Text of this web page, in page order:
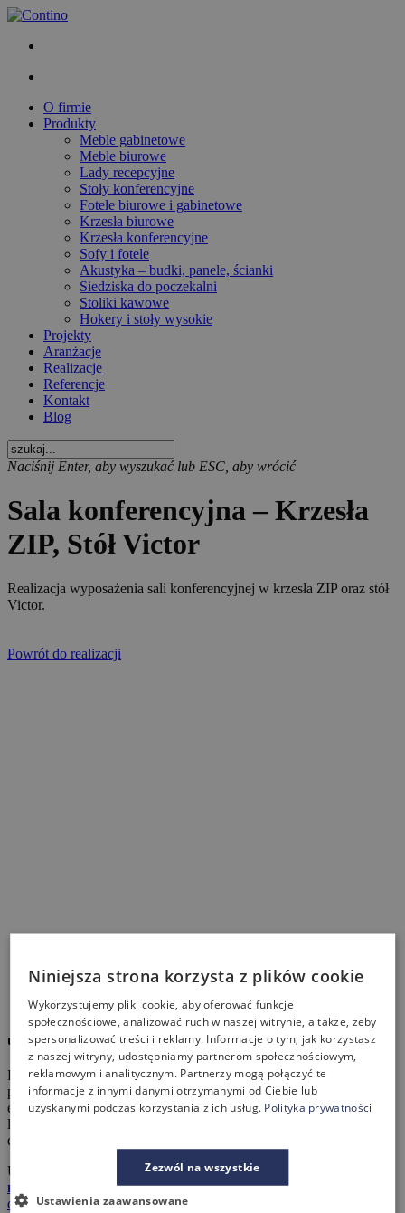
O firmie
Produkty
Meble gabinetowe
Meble biurowe
Lady recepcyjne
Stoły konferencyjne
Fotele biurowe i gabinetowe
Krzesła biurowe
Krzesła konferencyjne
Sofy i fotele
Akustyka – budki, panele, ścianki
Siedziska do poczekalni
Stoliki kawowe
Hokery i stoły wysokie
Projekty
Aranżacje
Realizacje
Referencje
Kontakt
Blog
Naciśnij Enter, aby wyszukać lub ESC, aby wrócić
Sala konferencyjna – Krzesła
ZIP, Stół Victor
Realizacja wyposażenia sali konferencyjnej w krzesła ZIP oraz stół
Victor.
Powrót do realizacji
umebluj z nami biuro!
Pragniesz, aby Twoje biuro, współgrało z Tobą, Twoimi
pracownikami i tworzyło doskonały wizerunek? Chcesz swoją
energię skupić na rozwoju firmy, sprzedaży i zyskach? Możesz
liczyć na nasze wsparcie! Od pomysłu na aranżację, profesjonalne
doradztwo, projekt i ofertę po dostawę i montaż mebli.
Umów się
na spotkanie
dowiedz się więcej
Niniejsza strona korzysta z plików cookie
Wykorzystujemy pliki cookie, aby oferować funkcje
społecznościowe, analizować ruch w naszej witrynie, a także, żeby
spersonalizować treści i reklamy. Informacje o tym, jak korzystasz
z naszej witryny, udostępniamy partnerom społecznościowym,
reklamowym i analitycznym. Partnerzy mogą połączyć te
informacje z innymi danymi otrzymanymi od Ciebie lub
uzyskanymi podczas korzystania z ich usług. Polityka prywatności
Zezwól na wszystkie
Ustawienia zaawansowane